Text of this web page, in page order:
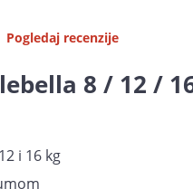
Pogledaj recenzije
8 / 12 /
i 16 kg